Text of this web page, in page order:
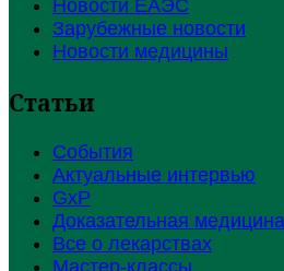
Новости ЕАЭС
Зарубежные новости
Новости медицины
Статьи
События
Актуальные интервью
GxP
Доказательная медицина
Все о лекарствах